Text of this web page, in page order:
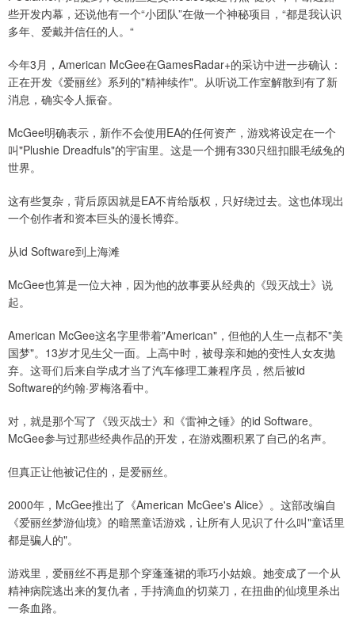
些开发内幕，还说他有一个“小团队”在做一个神秘项目，“都是我认识
多年、爱戴并信任的人。“
今年3月，American McGee在GamesRadar+的采访中进一步确认：
正在开发《爱丽丝》系列的"精神续作"。从听说工作室解散到有了新
消息，确实令人振奋。
McGee明确表示，新作不会使用EA的任何资产，游戏将设定在一个
叫"Plushie Dreadfuls"的宇宙里。这是一个拥有330只纽扣眼毛绒兔的
世界。
这有些复杂，背后原因就是EA不肯给版权，只好绕过去。这也体现出
一个创作者和资本巨头的漫长博弈。
从id Software到上海滩
McGee也算是一位大神，因为他的故事要从经典的《毁灭战士》说
起。
American McGee这名字里带着"American"，但他的人生一点都不"美
国梦"。13岁才见生父一面。上高中时，被母亲和她的变性人女友抛
弃。这哥们后来自学成才当了汽车修理工兼程序员，然后被id
Software的约翰·罗梅洛看中。
对，就是那个写了《毁灭战士》和《雷神之锤》的id Software。
McGee参与过那些经典作品的开发，在游戏圈积累了自己的名声。
但真正让他被记住的，是爱丽丝。
2000年，McGee推出了《American McGee's Alice》。这部改编自
《爱丽丝梦游仙境》的暗黑童话游戏，让所有人见识了什么叫"童话里
都是骗人的"。
游戏里，爱丽丝不再是那个穿蓬蓬裙的乖巧小姑娘。她变成了一个从
精神病院逃出来的复仇者，手持滴血的切菜刀，在扭曲的仙境里杀出
一条血路。